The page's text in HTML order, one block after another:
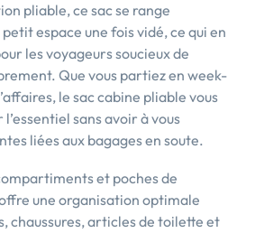
pliable, ce sac se range
espace une fois vidé, ce qui en
les voyageurs soucieux de
Que vous partiez en week-
le sac cabine pliable vous
sans avoir à vous
liées aux bagages en soute.
et poches de
une organisation optimale
chaussures, articles de toilette et